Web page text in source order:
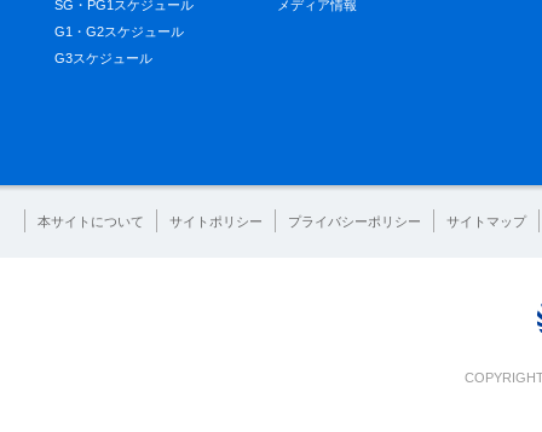
SG・PG1スケジュール
G1・G2スケジュール
G3スケジュール
メディア情報
本サイトについて サイトポリシー プライバシーポリシー サイトマップ